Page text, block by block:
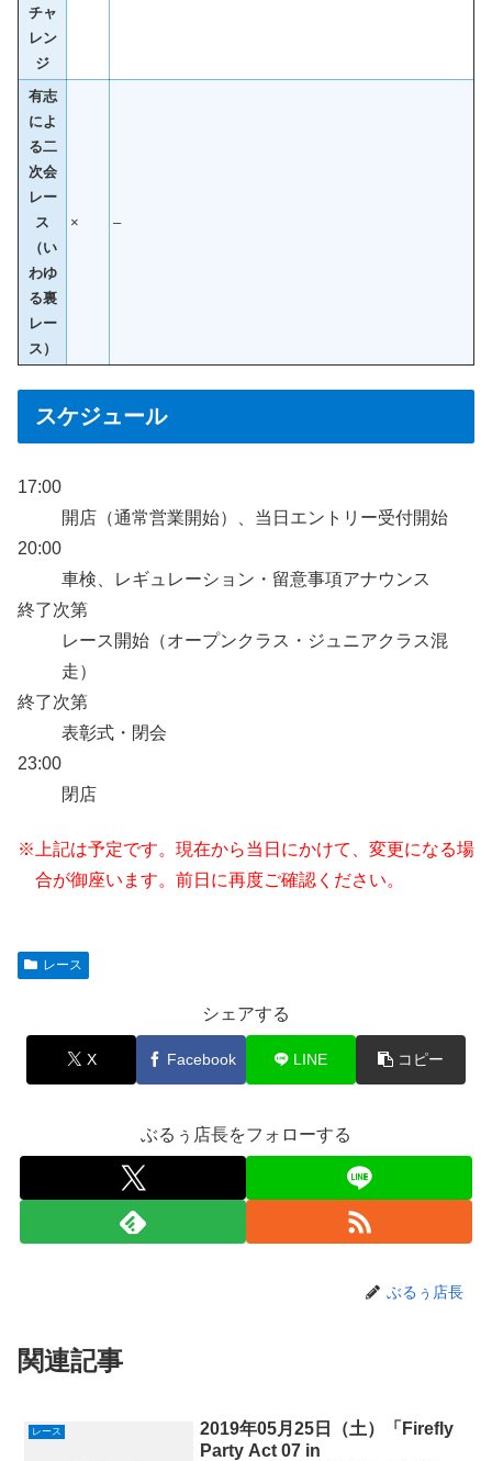
チャ
レン
ジ
有志
によ
る二
次会
レー
ス
（い
わゆ
る裏
レー
ス）
× –
スケジュール
17:00
開店（通常営業開始）、当日エントリー受付開始
20:00
車検、レギュレーション・留意事項アナウンス
終了次第
レース開始（オープンクラス・ジュニアクラス混
走）
終了次第
表彰式・閉会
23:00
閉店
※上記は予定です。現在から当日にかけて、変更になる場
合が御座います。前日に再度ご確認ください。
レース
シェアする
X Facebook LINE コピー
ぶるぅ店長をフォローする
ぶるぅ店長
関連記事
レース
2019年05月25日（土）「Firefly
Party Act 07 in